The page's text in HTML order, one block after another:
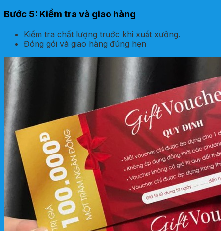
Bước 5: Kiểm tra và giao hàng
Kiểm tra chất lượng trước khi xuất xưởng.
Đóng gói và giao hàng đúng hẹn.